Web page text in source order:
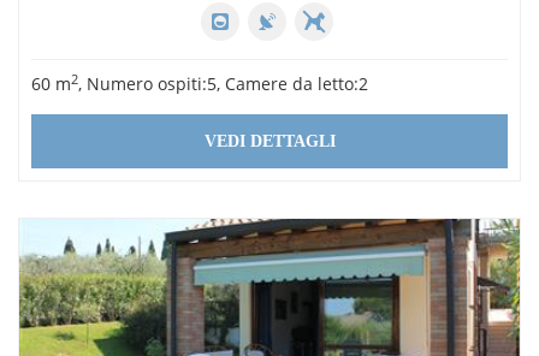
60 m2, Numero ospiti:5, Camere da letto:2
VEDI DETTAGLI